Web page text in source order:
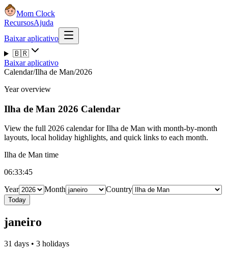
Mom Clock
RecursosAjuda
Baixar aplicativo
🇧🇷
Baixar aplicativo
Calendar/Ilha de Man/2026
Year overview
Ilha de Man 2026 Calendar
View the full 2026 calendar for Ilha de Man with month-by-month
layouts, local holiday highlights, and quick links to each month.
Ilha de Man time
06:33:46
Year
Month Country
Today
janeiro
31 days • 3 holidays